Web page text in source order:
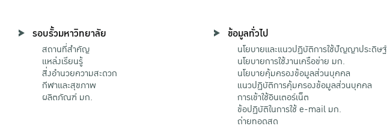
รอบรั้วมหาวิทยาลัย
สถานที่สำคัญ
แหล่งเรียนรู้
สิ่งอำนวยความสะดวก
กีฬาและสุขภาพ
ผลิตภัณฑ์ มก.
ข้อมูลทั่วไป
นโยบายและแนวปฏิบัติการใช้ปัญญาประดิษฐ์
นโยบายการใช้งานเครือข่าย มก.
นโยบายคุ้มครองข้อมูลส่วนบุคคล
แนวปฏิบัติการคุ้มครองข้อมูลส่วนบุคคล
การเข้าใช้อินเตอร์เน็ต
ข้อปฏิบัติในการใช้ e-mail มก.
ถ่ายทอดสด